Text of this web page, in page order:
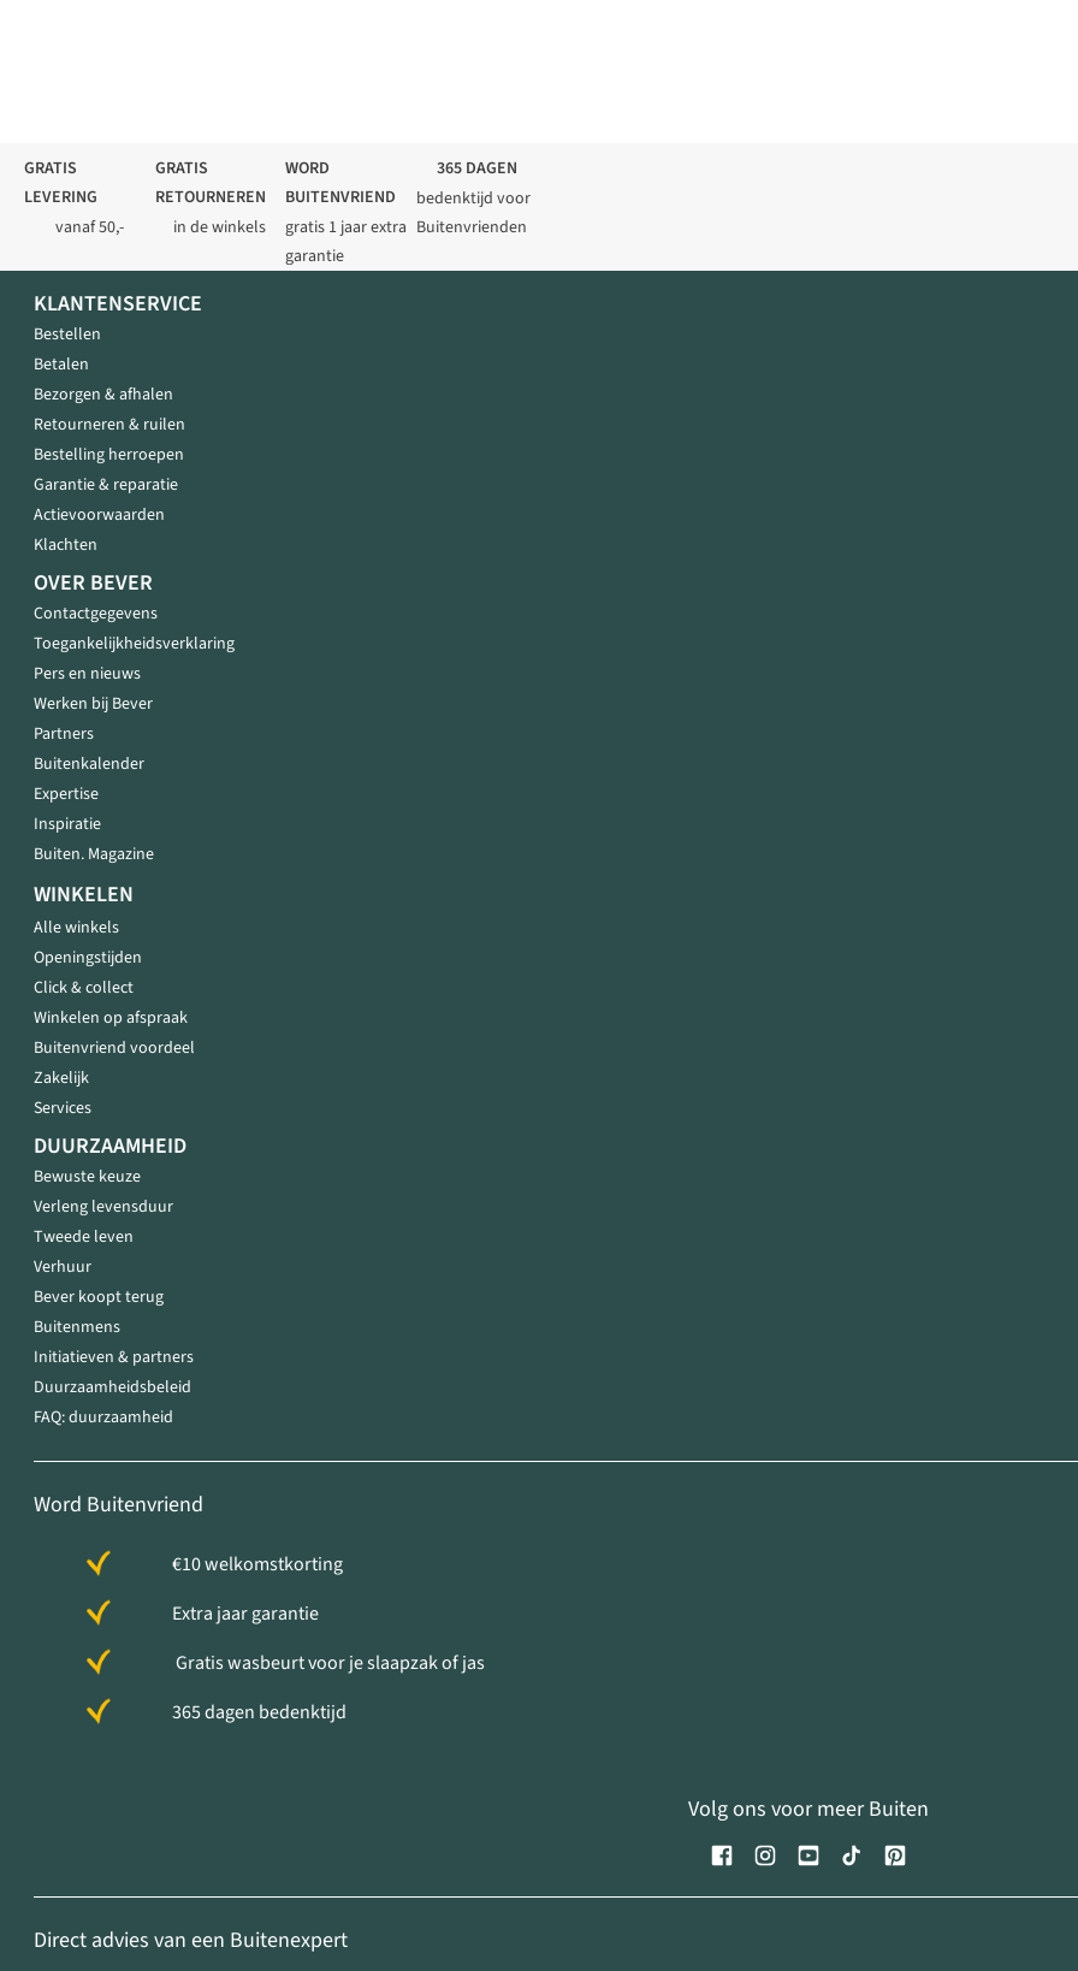
GRATIS
LEVERING
vanaf 50,-
GRATIS
RETOURNEREN
in de winkels
WORD
BUITENVRIEND
gratis 1 jaar extra
garantie
365 DAGEN
bedenktijd voor
Buitenvrienden
KLANTENSERVICE
Bestellen
Betalen
Bezorgen & afhalen
Retourneren & ruilen
Bestelling herroepen
Garantie & reparatie
Actievoorwaarden
Klachten
OVER BEVER
Contactgegevens
Toegankelijkheidsverklaring
Pers en nieuws
Werken bij Bever
Partners
Buitenkalender
Expertise
Inspiratie
Buiten. Magazine
WINKELEN
Alle winkels
Openingstijden
Click & collect
Winkelen op afspraak
Buitenvriend voordeel
Zakelijk
Services
DUURZAAMHEID
Bewuste keuze
Verleng levensduur
Tweede leven
Verhuur
Bever koopt terug
Buitenmens
Initiatieven & partners
Duurzaamheidsbeleid
FAQ: duurzaamheid
Word Buitenvriend
€10 welkomstkorting
Extra jaar garantie
Gratis wasbeurt voor je slaapzak of jas
365 dagen bedenktijd
Volg ons voor meer Buiten
Direct advies van een Buitenexpert